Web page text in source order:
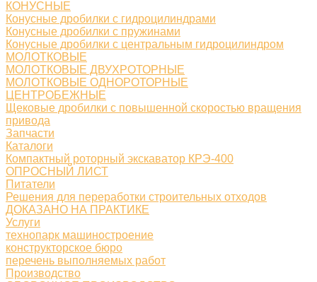
КОНУСНЫЕ
Конусные дробилки с гидроцилиндрами
Конусные дробилки с пружинами
Конусные дробилки с центральным гидроцилиндром
МОЛОТКОВЫЕ
МОЛОТКОВЫЕ ДВУХРОТОРНЫЕ
МОЛОТКОВЫЕ ОДНОРОТОРНЫЕ
ЦЕНТРОБЕЖНЫЕ
Щековые дробилки с повышенной скоростью вращения
привода
Запчасти
Каталоги
Компактный роторный экскаватор КРЭ-400
ОПРОСНЫЙ ЛИСТ
Питатели
Решения для переработки строительных отходов
ДОКАЗАНО НА ПРАКТИКЕ
Услуги
технопарк машиностроение
конструкторское бюро
перечень выполняемых работ
Производство